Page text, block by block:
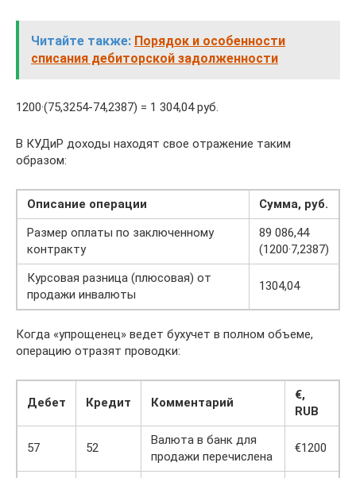
Читайте также: Порядок и особенности
списания дебиторской задолженности
1200·(75,3254-74,2387) = 1 304,04 руб.
В КУДиР доходы находят свое отражение таким
образом:
Описание операции
Сумма, руб.
Размер оплаты по заключенному
контракту
89 086,44
(1200·7,2387)
Курсовая разница (плюсовая) от
продажи инвалюты
1304,04
Когда «упрощенец» ведет бухучет в полном объеме,
операцию отразят проводки:
Дебет Кредит Комментарий
€,
RUB
57 52
Валюта в банк для
продажи перечислена
€1200